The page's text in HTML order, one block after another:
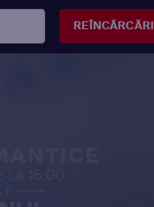
REÎNCĂRCĂRI